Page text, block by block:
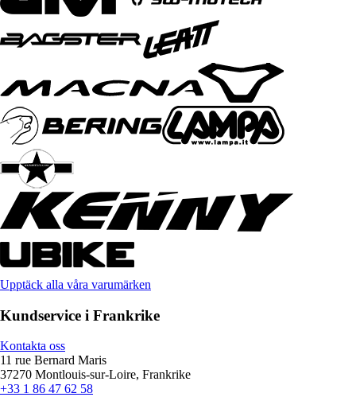
Upptäck alla våra varumärken
Kundservice i Frankrike
Kontakta oss
11 rue Bernard Maris
37270 Montlouis-sur-Loire, Frankrike
+33 1 86 47 62 58